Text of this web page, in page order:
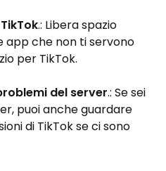
.: Libera spazio
app che non ti servono
per TikTok.
del server.: Se sei
puoi anche guardare
di TikTok se ci sono